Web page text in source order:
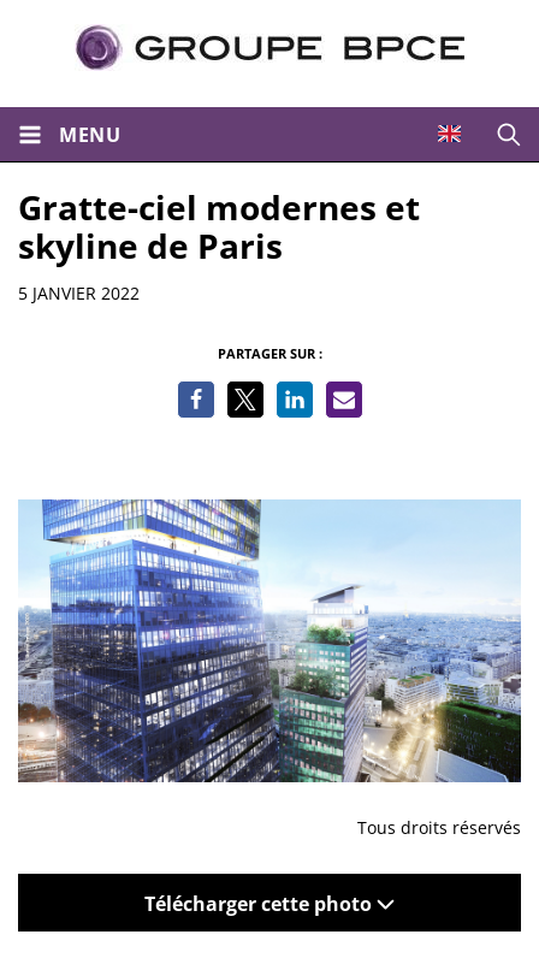
MENU
Gratte-ciel modernes et
skyline de Paris
Informations
5 JANVIER 2022
PARTAGER SUR :
Tous droits réservés
Télécharger cette photo